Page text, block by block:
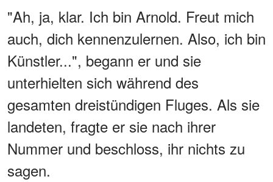
"Ah, ja, klar. Ich bin Arnold. Freut mich
auch, dich kennenzulernen. Also, ich bin
Künstler...", begann er und sie
unterhielten sich während des
gesamten dreistündigen Fluges. Als sie
landeten, fragte er sie nach ihrer
Nummer und beschloss, ihr nichts zu
sagen.